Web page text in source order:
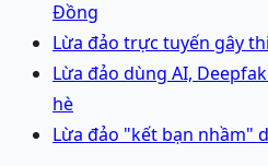
Đồng
Lừa đảo trực tuyến gây
Lừa đảo dùng AI,
hè
Lừa đảo "kết bạn nhầm"